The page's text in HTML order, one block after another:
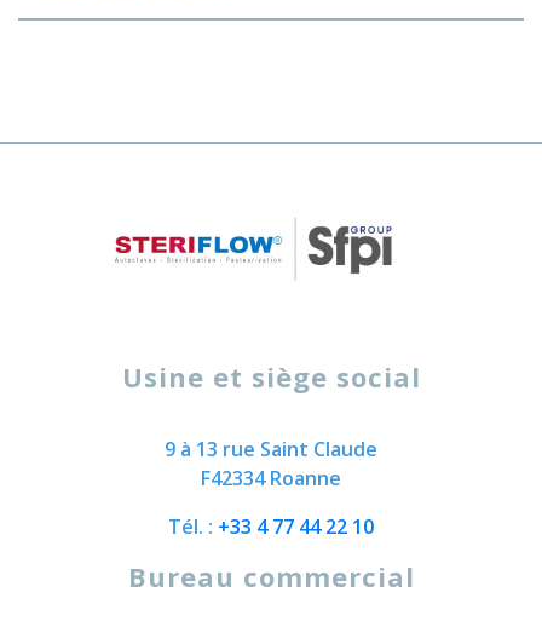
Usine et siège social
9 à 13 rue Saint Claude
F42334 Roanne
Tél. : +33 4 77 44 22 10
Bureau commercial